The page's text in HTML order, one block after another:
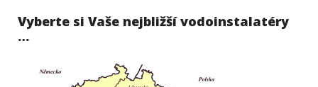
Vyberte si Vaše nejbližší vodoinstalatéry
…